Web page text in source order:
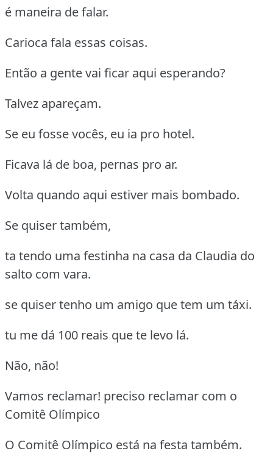
é maneira de falar.
Carioca fala essas coisas.
Então a gente vai ficar aqui esperando?
Talvez apareçam.
Se eu fosse vocês, eu ia pro hotel.
Ficava lá de boa, pernas pro ar.
Volta quando aqui estiver mais bombado.
Se quiser também,
ta tendo uma festinha na casa da Claudia do
salto com vara.
se quiser tenho um amigo que tem um táxi.
tu me dá 100 reais que te levo lá.
Não, não!
Vamos reclamar! preciso reclamar com o
Comitê Olímpico
O Comitê Olímpico está na festa também.